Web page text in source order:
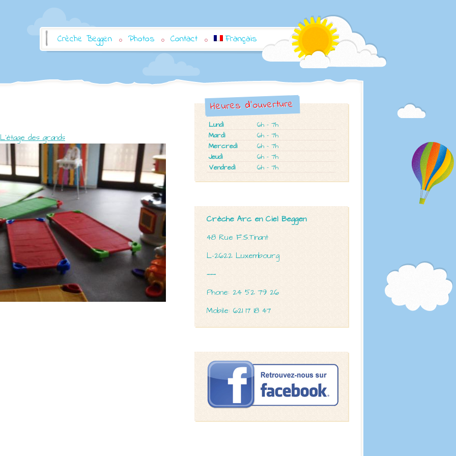
Crèche Beggen Photos Contact Français
L’étage des grands
Heures d'ouverture
Lundi
6h - 7h
Mardi
6h - 7h
Mercredi
6h - 7h
Jeudi
6h - 7h
Vendredi
6h - 7h
Crèche Arc en Ciel Beggen
48 Rue F.S.Tinant
L-2622 Luxembourg
———
Phone: 24 52 79 26
Mobile: 621 17 18 47